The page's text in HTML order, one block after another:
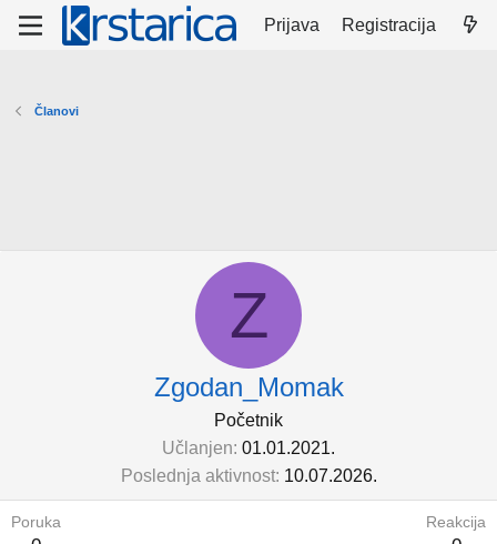
Prijava Registracija
Članovi
Z
Zgodan_Momak
Početnik
Učlanjen 01.01.2021.
Poslednja aktivnost 10.07.2026.
Poruka Reakcija